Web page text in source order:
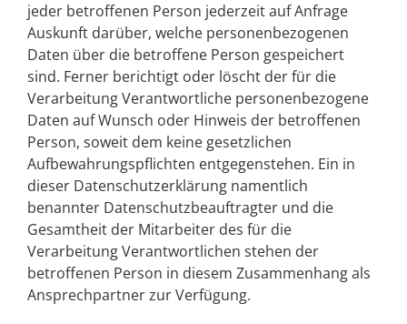
jeder betroffenen Person jederzeit auf Anfrage
Auskunft darüber, welche personenbezogenen
Daten über die betroffene Person gespeichert
sind. Ferner berichtigt oder löscht der für die
Verarbeitung Verantwortliche personenbezogene
Daten auf Wunsch oder Hinweis der betroffenen
Person, soweit dem keine gesetzlichen
Aufbewahrungspflichten entgegenstehen. Ein in
dieser Datenschutzerklärung namentlich
benannter Datenschutzbeauftragter und die
Gesamtheit der Mitarbeiter des für die
Verarbeitung Verantwortlichen stehen der
betroffenen Person in diesem Zusammenhang als
Ansprechpartner zur Verfügung.